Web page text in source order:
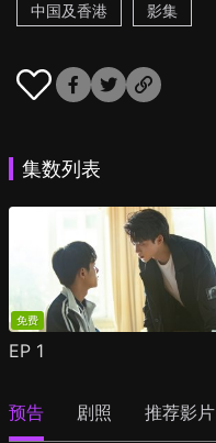
中国及香港 影集
集数列表
免费
EP 1
预告 剧照 推荐影片